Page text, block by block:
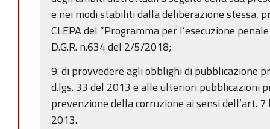
e nei modi stabiliti dalla deliberazione stessa,
CLEPA del “Programma per l’esecuzione
D.G.R. n.634 del 2/5/2018;
9. di provvedere agli obblighi di pubblicazione
d.lgs. 33 del 2013 e alle ulteriori pubblicazioni
prevenzione della corruzione ai sensi dell’art. 7
2013.